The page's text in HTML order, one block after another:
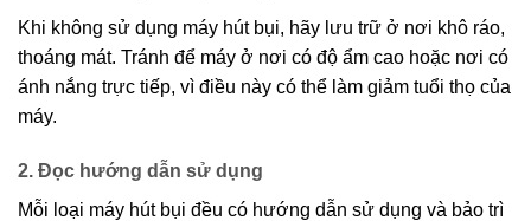
Khi không sử dụng máy hút bụi, hãy lưu trữ ở nơi khô ráo,
thoáng mát. Tránh để máy ở nơi có độ ẩm cao hoặc nơi có
ánh nắng trực tiếp, vì điều này có thể làm giảm tuổi thọ của
máy.
2. Đọc hướng dẫn sử dụng
Mỗi loại máy hút bụi đều có hướng dẫn sử dụng và bảo trì